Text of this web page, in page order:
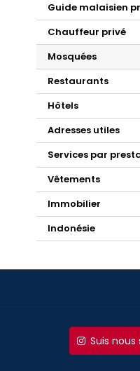
Guide malaisien
Chauffeur privé
Mosquées
Restaurants
Hôtels
Adresses utiles
Services par
Vêtements
Immobilier
Indonésie
Suis